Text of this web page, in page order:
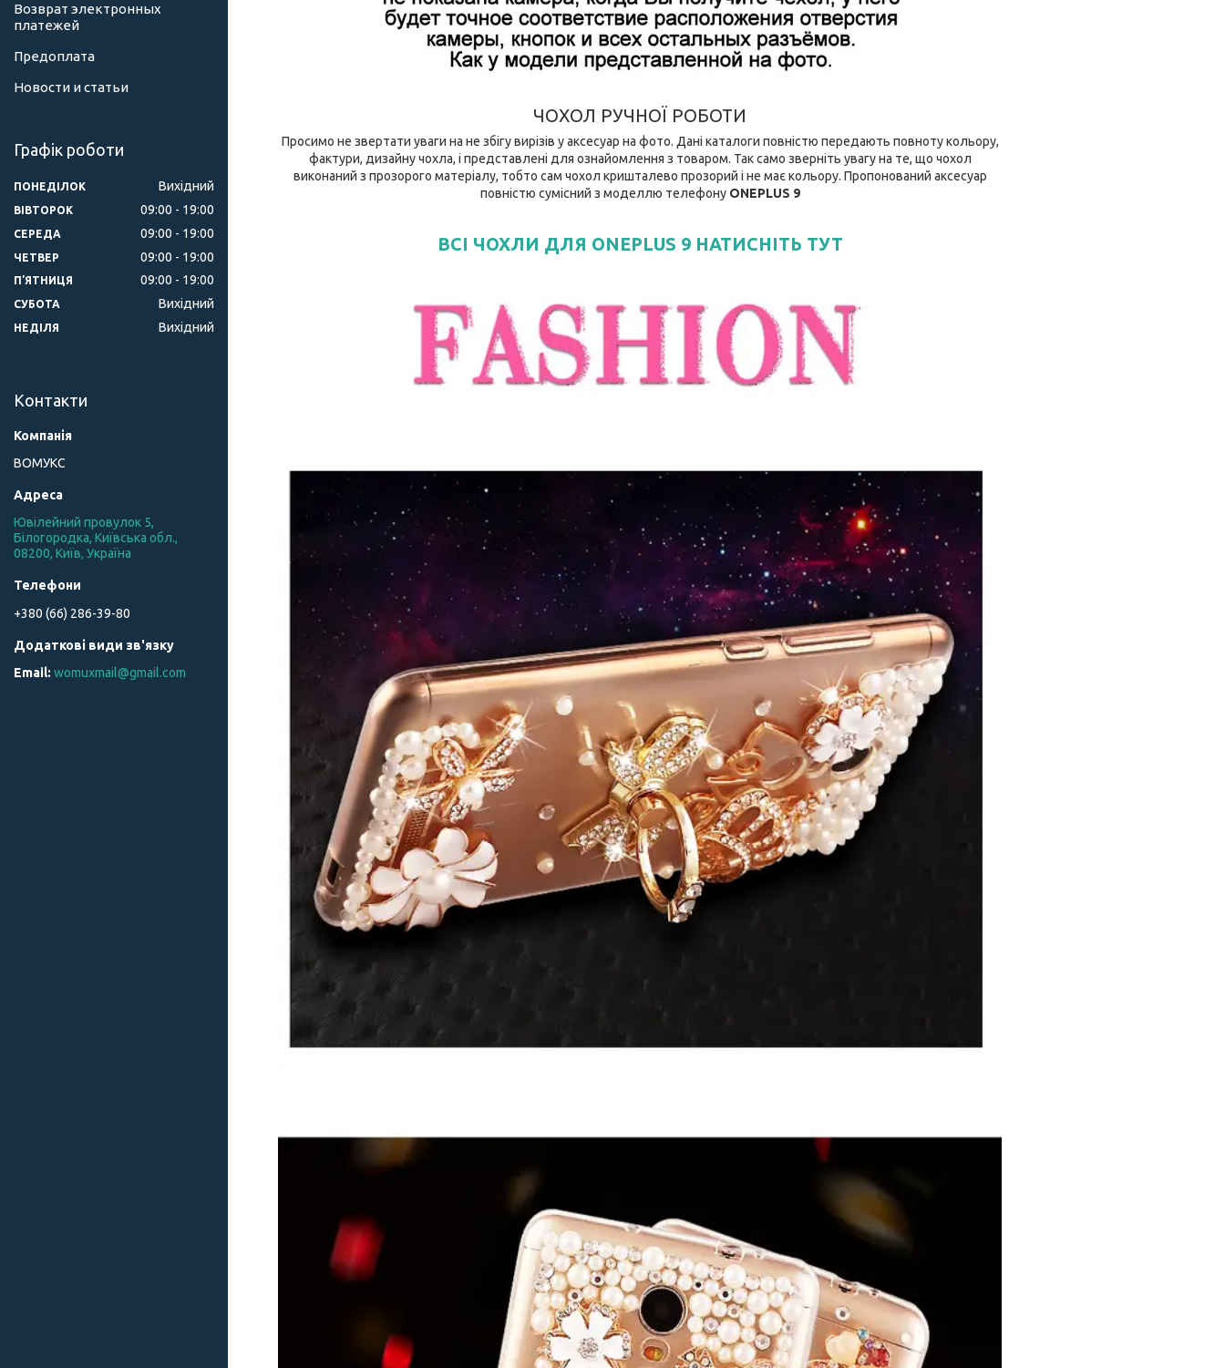
ЧОХОЛ РУЧНОЇ РОБОТИ
Просимо не звертати уваги на не збігу вирізів у аксесуар на фото. Дані каталоги повністю передають повноту кольору,
фактури, дизайну чохла, і представлені для ознайомлення з товаром. Так само зверніть увагу на те, що чохол
виконаний з прозорого матеріалу, тобто сам чохол кришталево прозорий і не має кольору. Пропонований аксесуар
повністю сумісний з моделлю телефону ONEPLUS 9
ВСІ ЧОХЛИ ДЛЯ ONEPLUS 9 НАТИСНІТЬ ТУТ
Возврат электронных
платежей
Предоплата
Новости и статьи
Графік роботи
ПОНЕДІЛОК Вихідний
ВІВТОРОК 09:00 19:00
СЕРЕДА 09:00 19:00
ЧЕТВЕР 09:00 19:00
ПʼЯТНИЦЯ 09:00 19:00
СУБОТА Вихідний
НЕДІЛЯ Вихідний
Контакти
ВОМУКС
Ювілейний провулок 5,
Білогородка, Київська обл.,
08200, Київ, Україна
+380 (66) 286-39-80
womuxmail@gmail.com